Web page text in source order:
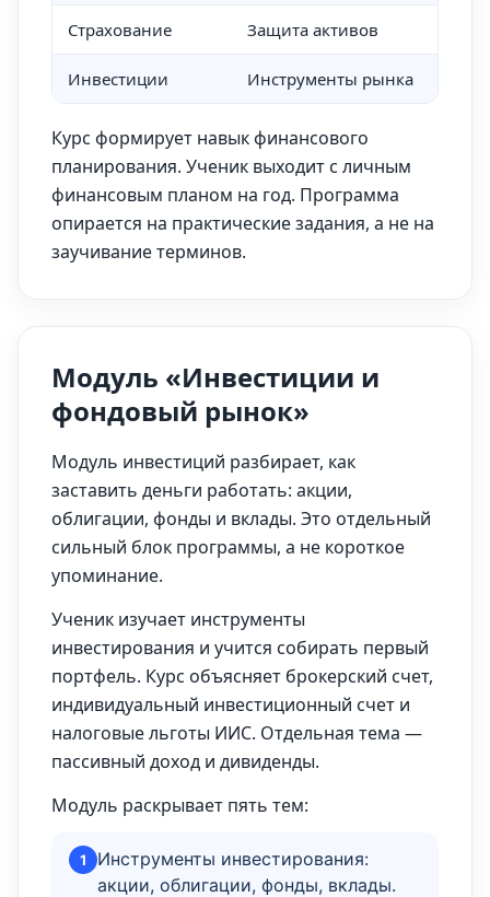
Страхование Защита активов
Инвестиции Инструменты рынка
Курс формирует навык финансового
планирования. Ученик выходит с личным
финансовым планом на год. Программа
опирается на практические задания, а не на
заучивание терминов.
Модуль «Инвестиции и
фондовый рынок»
Модуль инвестиций разбирает, как
заставить деньги работать: акции,
облигации, фонды и вклады. Это отдельный
сильный блок программы, а не короткое
упоминание.
Ученик изучает инструменты
инвестирования и учится собирать первый
портфель. Курс объясняет брокерский счет,
индивидуальный инвестиционный счет и
налоговые льготы ИИС. Отдельная тема —
пассивный доход и дивиденды.
Модуль раскрывает пять тем:
1
Инструменты инвестирования:
акции, облигации, фонды, вклады.